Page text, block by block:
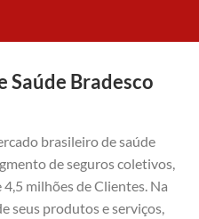
Saúde Bradesco
brasileiro de saúde
de seguros coletivos,
milhões de Clientes. Na
seus produtos e serviços,